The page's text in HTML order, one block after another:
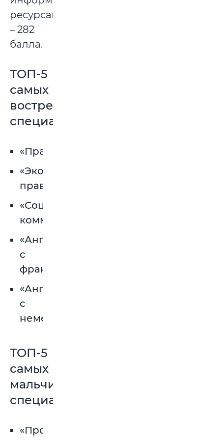
ресурсами»
– 282
балла.
ТОП-5
самых
востребованных
специальностей
«Правоведение»
«Экономическое
право»
«Социальные
коммуникации»
«Английский
с
французским»
«Английском
с
немецким»
ТОП-5
самых
мальчишечьих
специальностей
«Программное